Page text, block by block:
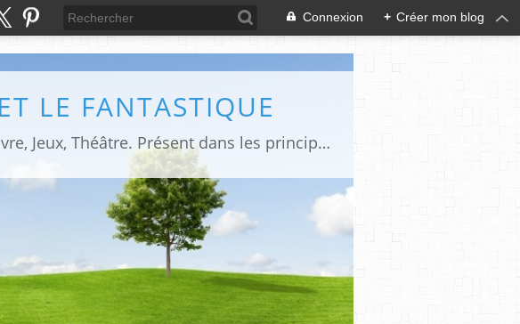
Connexion + Créer mon blog
LE FANTASTIQUE
Site sur toute la culture des genres de l'imaginaire: BD, Cinéma, Livre, Jeux, Théâtre. Présent dans les principaux festivals de film fantastique e de science-fiction, salons et conventions.